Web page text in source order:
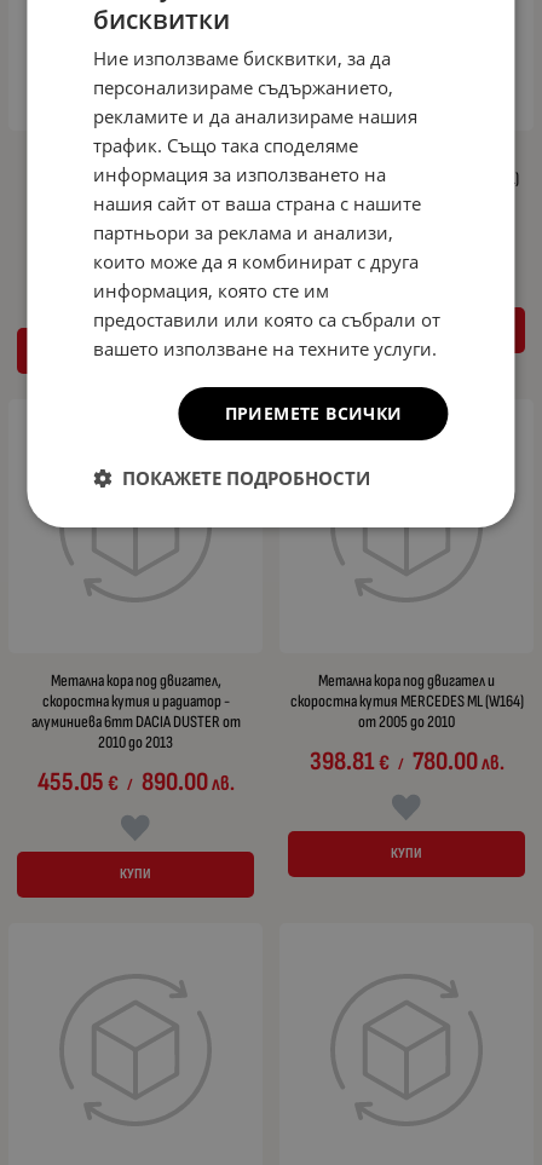
Метална кора под двигател,
скоростна кутия и радиатор -
алуминиева 6mm DACIA DUSTER от
455.05€ / 890.00лв.
КУПИ
Метална кора под двигател и
скоростна кутия MERCEDES S (W221)
от 2005 до 2013
406.48€
КУПИ
Метална кора под двигател,
скоростна кутия и радиатор -
алуминиева 6mm DACIA DUSTER от
2010 до 2013
455.05€ / 890.00лв.
КУПИ
Метална кора под двигател и
скоростна кутия MERCEDES ML (W164)
от 2005 до 2010
398.81€ / 780.00лв.
КУПИ
бисквитки
Ние използваме бисквитки, за да
персонализираме съдържанието,
рекламите и да анализираме нашия
трафик. Също така споделяме
информация за използването на
нашия сайт от ваша страна с нашите
партньори за реклама и анализи,
които може да я комбинират с друга
информация, която сте им
предоставили или която са събрали от
вашето използване на техните услуги.
ПРИЕМЕТЕ ВСИЧКИ
ПОКАЖЕТЕ ПОДРОБНОСТИ